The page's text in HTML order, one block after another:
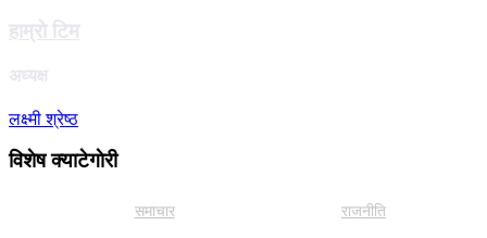
हाम्राे टिम
अध्यक्ष
लक्ष्मी श्रेष्ठ
विशेष क्याटेगाेरी
समाचार राजनीति